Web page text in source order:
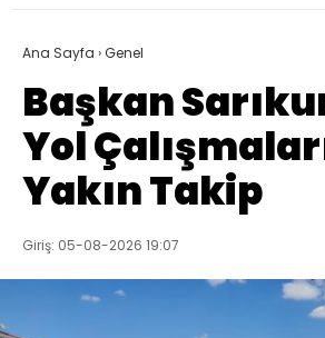
Ana Sayfa ›Genel
Başkan
Yol
Yakın Takip
Giriş: 05-08-2026 19:07